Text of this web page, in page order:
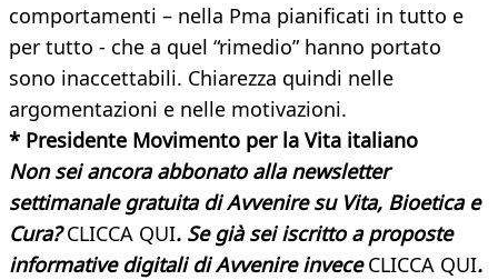
comportamenti – nella Pma pianificati in tutto e
per tutto - che a quel “rimedio” hanno portato
sono inaccettabili. Chiarezza quindi nelle
argomentazioni e nelle motivazioni.
* Presidente Movimento per la Vita italiano
Non sei ancora abbonato alla newsletter
settimanale gratuita di Avvenire su Vita, Bioetica e
Cura?CLICCA QUI. Se già sei iscritto a proposte
informative digitali di Avvenire inveceCLICCA QUI.